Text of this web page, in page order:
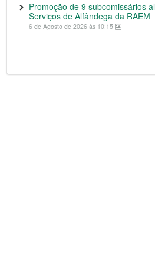
Promoção de 9 subcomissários
Serviços de Alfândega da RAEM
6 de Agosto de 2026 às 10:15